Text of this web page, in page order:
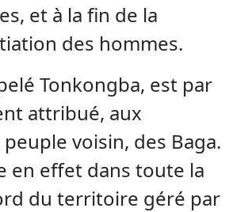
et à la fin de la
des hommes.
Tonkongba, est par
attribué, aux
voisin, des Baga.
en effet dans toute la
du territoire géré par